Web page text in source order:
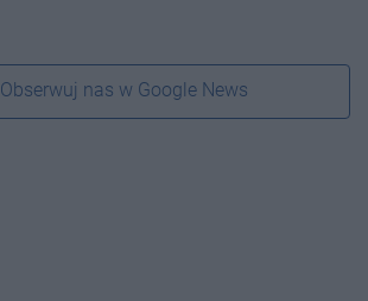
Obserwuj nas w Google News